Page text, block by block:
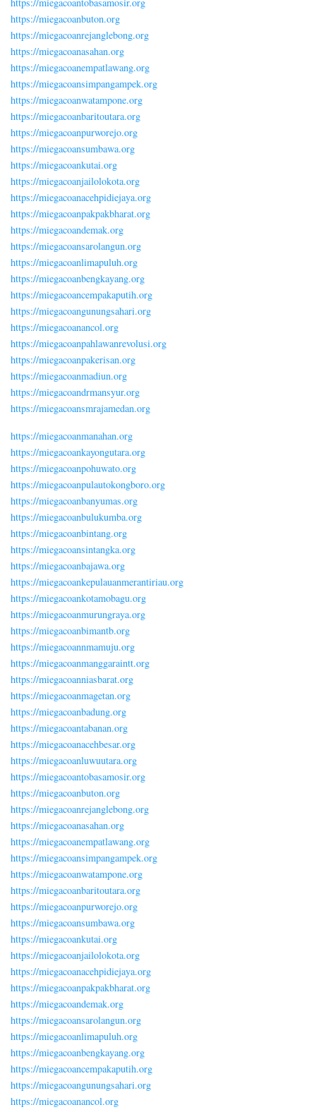
https://miegacoanbuton.org
https://miegacoanrejanglebong.org
https://miegacoanasahan.org
https://miegacoanempatlawang.org
https://miegacoansimpangampek.org
https://miegacoanwatampone.org
https://miegacoanbaritoutara.org
https://miegacoanpurworejo.org
https://miegacoansumbawa.org
https://miegacoankutai.org
https://miegacoanjailolokota.org
https://miegacoanacehpidiejaya.org
https://miegacoanpakpakbharat.org
https://miegacoandemak.org
https://miegacoansarolangun.org
https://miegacoanlimapuluh.org
https://miegacoanbengkayang.org
https://miegacoancempakaputih.org
https://miegacoangunungsahari.org
https://miegacoanancol.org
https://miegacoanpahlawanrevolusi.org
https://miegacoanpakerisan.org
https://miegacoanmadiun.org
https://miegacoandrmansyur.org
https://miegacoansmrajamedan.org
https://miegacoanmanahan.org
https://miegacoankayongutara.org
https://miegacoanpohuwato.org
https://miegacoanpulautokongboro.org
https://miegacoanbanyumas.org
https://miegacoanbulukumba.org
https://miegacoanbintang.org
https://miegacoansintangka.org
https://miegacoanbajawa.org
https://miegacoankepulauanmerantiriau.org
https://miegacoankotamobagu.org
https://miegacoanmurungraya.org
https://miegacoanbimantb.org
https://miegacoannmamuju.org
https://miegacoanmanggaraintt.org
https://miegacoanniasbarat.org
https://miegacoanmagetan.org
https://miegacoanbadung.org
https://miegacoantabanan.org
https://miegacoanacehbesar.org
https://miegacoanluwuutara.org
https://miegacoantobasamosir.org
https://miegacoanbuton.org
https://miegacoanrejanglebong.org
https://miegacoanasahan.org
https://miegacoanempatlawang.org
https://miegacoansimpangampek.org
https://miegacoanwatampone.org
https://miegacoanbaritoutara.org
https://miegacoanpurworejo.org
https://miegacoansumbawa.org
https://miegacoankutai.org
https://miegacoanjailolokota.org
https://miegacoanacehpidiejaya.org
https://miegacoanpakpakbharat.org
https://miegacoandemak.org
https://miegacoansarolangun.org
https://miegacoanlimapuluh.org
https://miegacoanbengkayang.org
https://miegacoancempakaputih.org
https://miegacoangunungsahari.org
https://miegacoanancol.org